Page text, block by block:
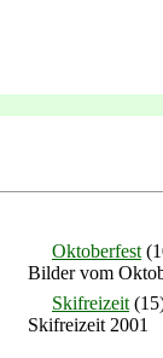
Oktoberfest
Bilder vom
Skifreizeit
Skifreizeit 2001